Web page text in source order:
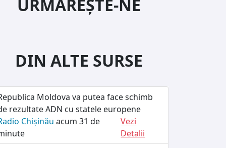
URMĂREȘTE-NE
DIN ALTE SURSE
Moldova va putea face schimb
rezultate ADN cu statele europene
Chișinău acum 31 de
Vezi
Detalii